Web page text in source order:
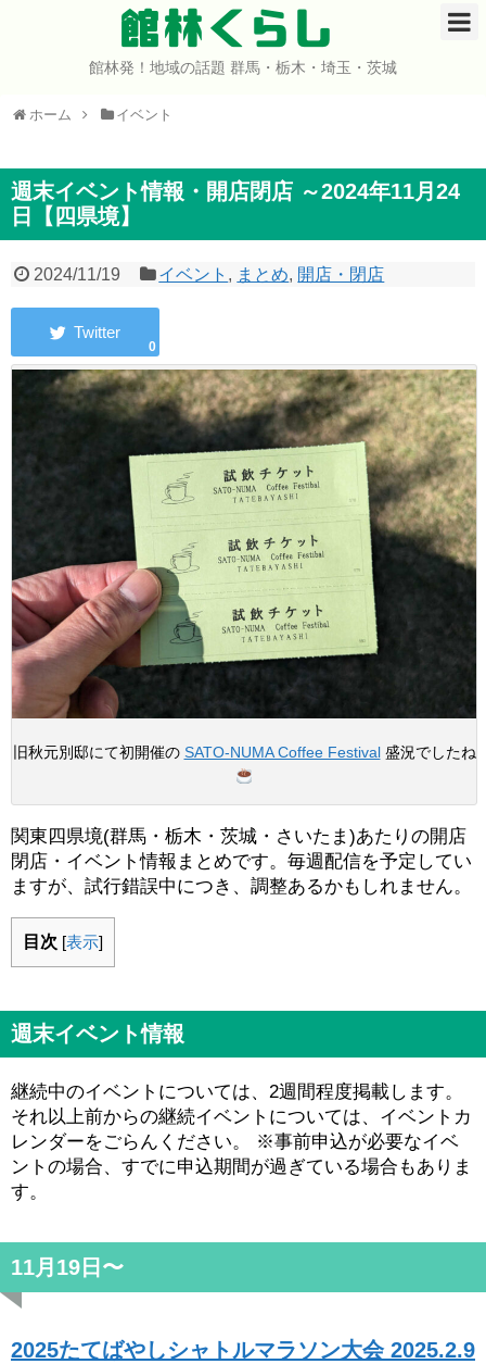
館林くらし
館林発！地域の話題 群馬・栃木・埼玉・茨城
ホーム イベント
週末イベント情報・開店閉店 ～2024年11月24
日【四県境】
2024/11/19 イベント , まとめ, 開店・閉店
0
旧秋元別邸にて初開催の SATO-NUMA Coffee Festival盛況でしたね
関東四県境(群馬・栃木・茨城・さいたま)あたりの開店
閉店・イベント情報まとめです。毎週配信を予定してい
ますが、試行錯誤中につき、調整あるかもしれません。
目次 [表示]
週末イベント情報
継続中のイベントについては、2週間程度掲載します。
それ以上前からの継続イベントについては、イベントカ
レンダーをごらんください。 ※事前申込が必要なイベ
ントの場合、すでに申込期間が過ぎている場合もありま
す。
11月19日〜
2025たてばやしシャトルマラソン大会 2025.2.9
ホーム
イベント
グルメ
コミュニティ
宇宙よりも遠い場所